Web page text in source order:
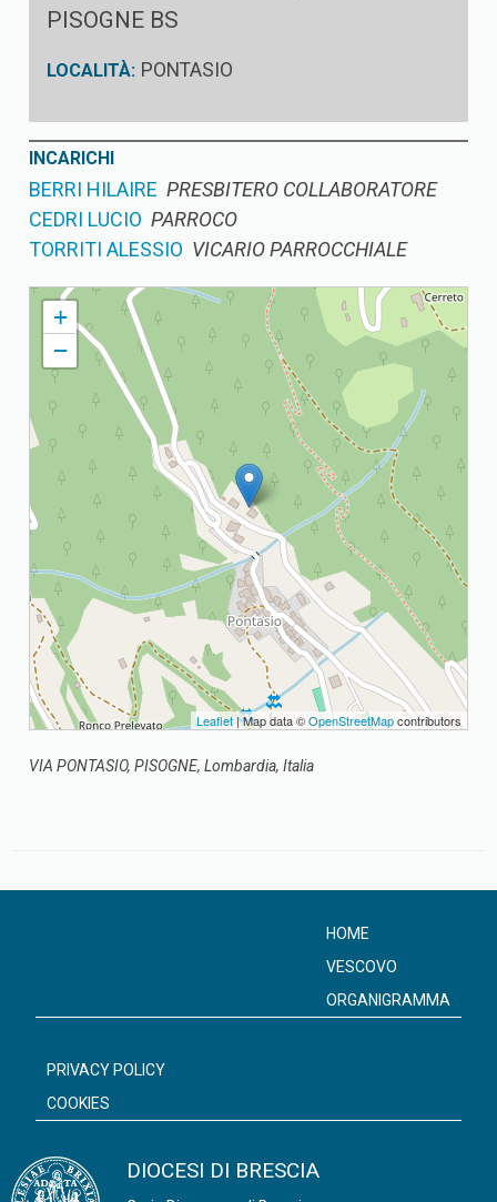
PISOGNE BS
LOCALITÀ: PONTASIO
INCARICHI
BERRI HILAIRE PRESBITERO COLLABORATORE
CEDRI LUCIO PARROCO
TORRITI ALESSIO VICARIO PARROCCHIALE
PONTASIO DI PISOGNE PARROCCHIA DI S. VITTORE
+
−
Leaflet | Map data ©OpenStreetMapcontributors
VIA PONTASIO, PISOGNE, Lombardia, Italia
DIOCESI DI BRESCIA
HOME
VESCOVO
ORGANIGRAMMA
PRIVACY POLICY
COOKIES